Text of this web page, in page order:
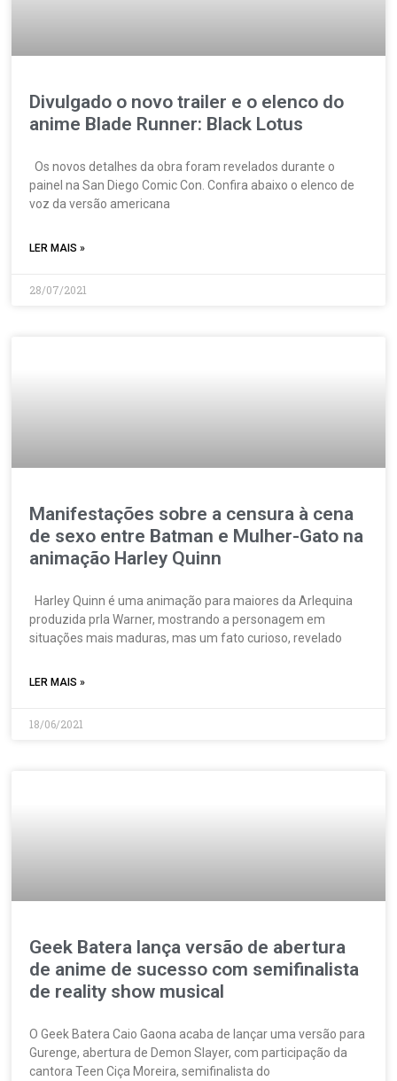
Divulgado o novo trailer e o elenco do
anime Blade Runner: Black Lotus
Os novos detalhes da obra foram revelados durante o
painel na San Diego Comic Con. Confira abaixo o elenco de
voz da versão americana
LER MAIS »
28/07/2021
Manifestações sobre a censura à cena
de sexo entre Batman e Mulher-Gato na
animação Harley Quinn
Harley Quinn é uma animação para maiores da Arlequina
produzida prla Warner, mostrando a personagem em
situações mais maduras, mas um fato curioso, revelado
LER MAIS »
18/06/2021
Geek Batera lança versão de abertura
de anime de sucesso com semifinalista
de reality show musical
O Geek Batera Caio Gaona acaba de lançar uma versão para
Gurenge, abertura de Demon Slayer, com participação da
cantora Teen Ciça Moreira, semifinalista do